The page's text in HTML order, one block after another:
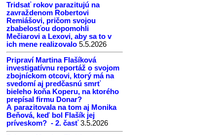
Tridsať rokov parazitujú na
zavraždenom Robertovi
Remiášovi, pričom svojou
zbabelosťou dopomohli
Mečiarovi a Lexovi, aby sa to v
ich mene realizovalo 5.5.2026
Pripraví Martina Flašíková
investigatívnu reportáž o svojom
zbojníckom otcovi, ktorý má na
svedomí aj predčasnú smrť
bieleho koňa Koperu, na ktorého
prepísal firmu Donar?
A parazitovala na tom aj Monika
Beňová, keď bol Flašík jej
príveskom? - 2. časť3.5.2026